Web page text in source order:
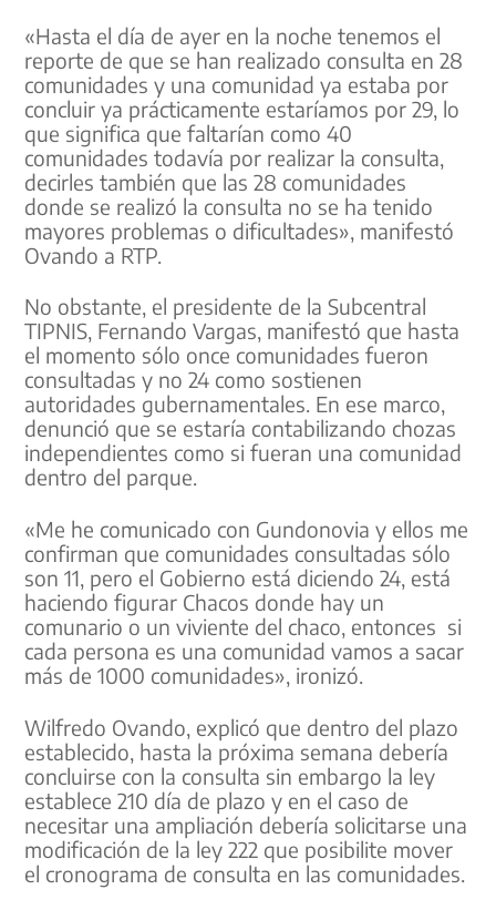
«Hasta el día de ayer en la noche tenemos el
reporte de que se han realizado consulta en 28
comunidades y una comunidad ya estaba por
concluir ya prácticamente estaríamos por 29, lo
que significa que faltarían como 40
comunidades todavía por realizar la consulta,
decirles también que las 28 comunidades
donde se realizó la consulta no se ha tenido
mayores problemas o dificultades», manifestó
Ovando a RTP.
No obstante, el presidente de la Subcentral
TIPNIS, Fernando Vargas, manifestó que hasta
el momento sólo once comunidades fueron
consultadas y no 24 como sostienen
autoridades gubernamentales. En ese marco,
denunció que se estaría contabilizando chozas
independientes como si fueran una comunidad
dentro del parque.
«Me he comunicado con Gundonovia y ellos me
confirman que comunidades consultadas sólo
son 11, pero el Gobierno está diciendo 24, está
haciendo figurar Chacos donde hay un
comunario o un viviente del chaco, entonces si
cada persona es una comunidad vamos a sacar
más de 1000 comunidades», ironizó.
Wilfredo Ovando, explicó que dentro del plazo
establecido, hasta la próxima semana debería
concluirse con la consulta sin embargo la ley
establece 210 día de plazo y en el caso de
necesitar una ampliación debería solicitarse una
modificación de la ley 222 que posibilite mover
el cronograma de consulta en las comunidades.